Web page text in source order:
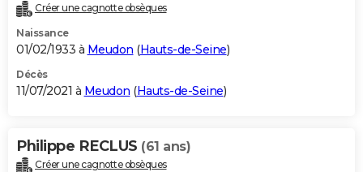
Créer une cagnotte obsèques
Naissance
01/02/1933 à Meudon (Hauts-de-Seine)
Décès
11/07/2021 à Meudon (Hauts-de-Seine)
Philippe RECLUS (61 ans)
Créer une cagnotte obsèques